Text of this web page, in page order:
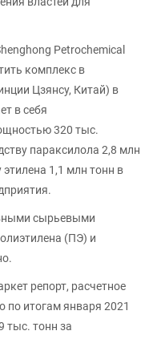
Petrochemical
комплекс в
Цзянсу, Китай) в
в себя
320 тыс.
параксилола 2,8 млн
этилена 1,1 млн тонн в
сырьевыми
(ПЭ) и
репорт, расчетное
по итогам января 2021
тыс. тонн за